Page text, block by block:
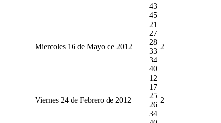
43
45
Miercoles 16 de Mayo de 2012
21
27
28
33
34
40
2
Viernes 24 de Febrero de 2012
12
17
25
26
34
2